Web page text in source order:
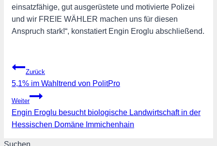
einsatzfähige, gut ausgerüstete und motivierte Polizei
und wir FREIE WÄHLER machen uns für diesen
Anspruch stark!“, konstatiert Engin Eroglu abschließend.
Beitragsnavigation
Zurück
5,1% im Wahltrend von PolitPro
Weiter
Engin Eroglu besucht biologische Landwirtschaft in der
Hessischen Domäne Immichenhain
Suchen